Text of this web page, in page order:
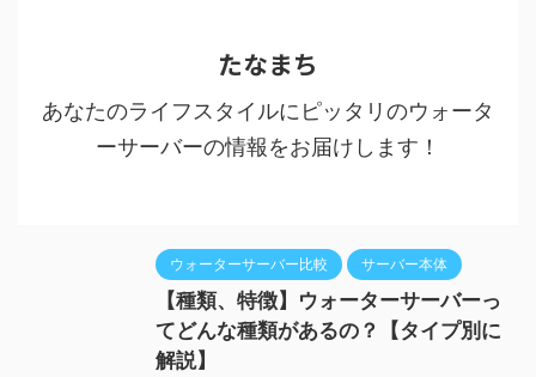
たなまち
あなたのライフスタイルにピッタリのウォータ
ーサーバーの情報をお届けします！
ウォーターサーバー比較 サーバー本体
【種類、特徴】ウォーターサーバーっ
てどんな種類があるの？【タイプ別に
解説】